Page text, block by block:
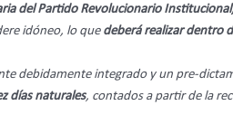
del Partido Revolucionario
idóneo, lo que deberá realizar dentro
debidamente integrado y un pre-
días naturales, contados a partir de la